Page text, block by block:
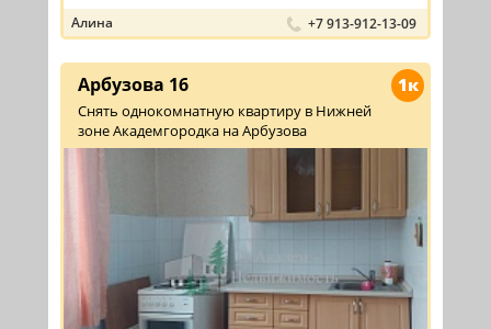
Алина +7 913-912-13-09
1к
Арбузова 16
Снять однокомнатную квартиру в Нижней
зоне Академгородка на Арбузова